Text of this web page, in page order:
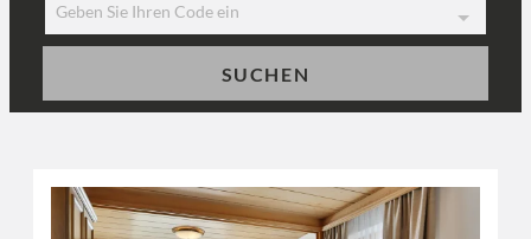
Geben Sie Ihren Code ein
SUCHEN